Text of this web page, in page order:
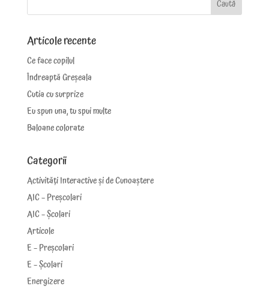
Articole recente
Ce face copilul
Îndreaptă Greșeala
Cutia cu surprize
Eu spun una, tu spui multe
Baloane colorate
Categorii
Activități Interactive și de Cunoaștere
AIC – Preșcolari
AIC – Școlari
Articole
E – Preșcolari
E – Școlari
Energizere